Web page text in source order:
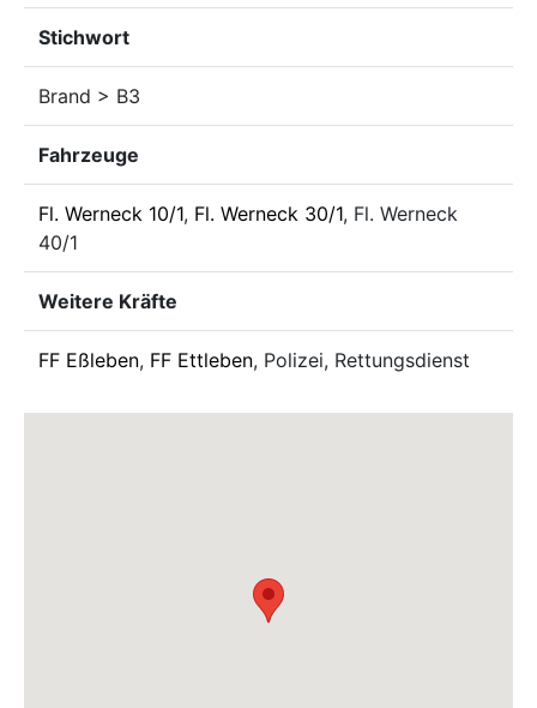
Stichwort
Brand > B3
Fahrzeuge
Fl. Werneck 10/1, Fl. Werneck 30/1, Fl. Werneck
40/1
Weitere Kräfte
FF Eßleben, FF Ettleben, Polizei, Rettungsdienst